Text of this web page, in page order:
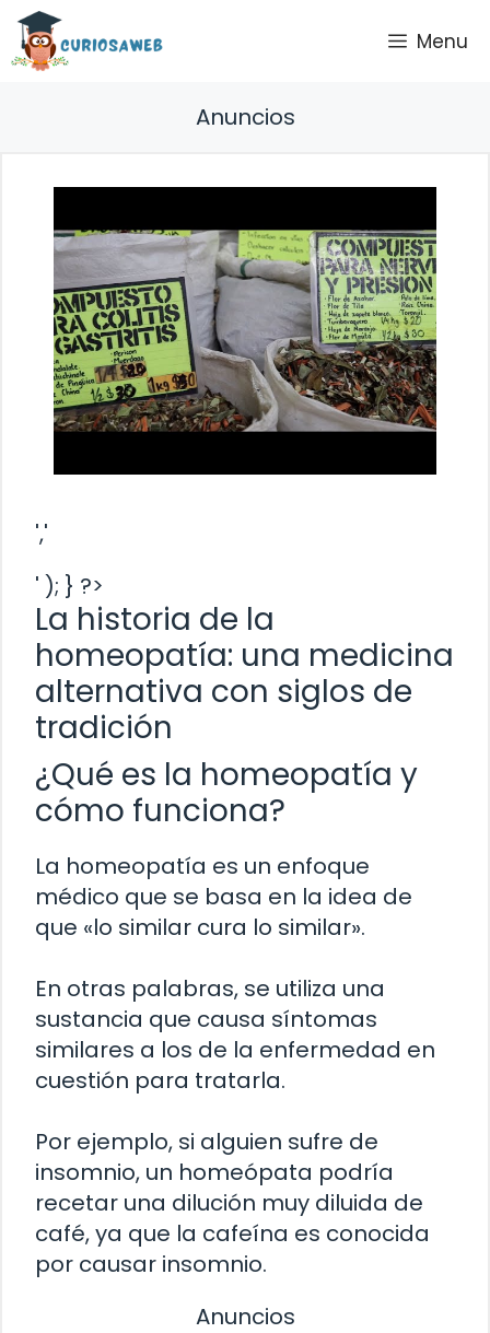
Saltar
contenido
Menu
Anuncios
','
' ); } ?>
La historia de la
homeopatía: una medicina
alternativa con siglos de
tradición
¿Qué es la homeopatía y
cómo funciona?
La homeopatía es un enfoque
médico que se basa en la idea de
que «lo similar cura lo similar».
En otras palabras, se utiliza una
sustancia que causa síntomas
similares a los de la enfermedad en
cuestión para tratarla.
Por ejemplo, si alguien sufre de
insomnio, un homeópata podría
recetar una dilución muy diluida de
café, ya que la cafeína es conocida
por causar insomnio.
Anuncios